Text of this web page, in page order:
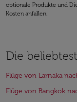
optionale Produkte und
Kosten anfallen.
Die
Flüge von Larnaka
Flüge von Bangkok